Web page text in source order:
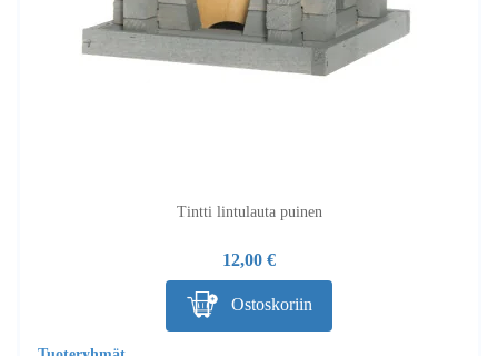
Tintti lintulauta puinen
12,00 €
Ostoskoriin